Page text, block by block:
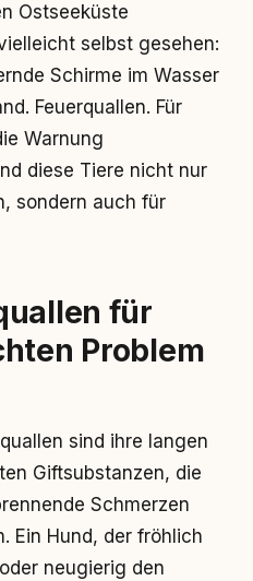
Ostseeküste
selbst gesehen:
Schirme im Wasser
Feuerquallen. Für
Warnung
diese Tiere nicht nur
sondern auch für
für
Problem
sind ihre langen
Giftsubstanzen, die
Schmerzen
Ein Hund, der fröhlich
neugierig den